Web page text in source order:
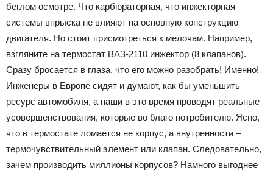
беглом осмотре. Что карбюраторная, что инжекторная
системы впрыска не влияют на основную конструкцию
двигателя. Но стоит присмотреться к мелочам. Например,
взгляните на термостат ВАЗ-2110 инжектор (8 клапанов).
Сразу бросается в глаза, что его можно разобрать! Именно!
Инженеры в Европе сидят и думают, как бы уменьшить
ресурс автомобиля, а наши в это время проводят реальные
усовершенствования, которые во благо потребителю. Ясно,
что в термостате ломается не корпус, а внутренности –
термочувствительный элемент или клапан. Следовательно,
зачем производить миллионы корпусов? Намного выгоднее